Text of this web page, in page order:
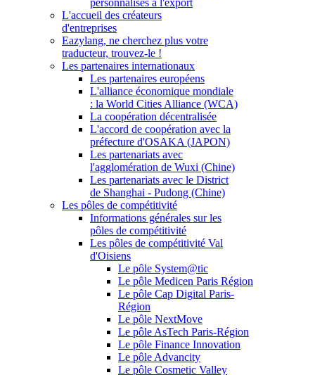
personnalisés à l'export
L'accueil des créateurs
d'entreprises
Eazylang, ne cherchez plus votre
traducteur, trouvez-le !
Les partenaires internationaux
Les partenaires européens
L'alliance économique mondiale
: la World Cities Alliance (WCA)
La coopération décentralisée
L'accord de coopération avec la
préfecture d'OSAKA (JAPON)
Les partenariats avec
l'agglomération de Wuxi (Chine)
Les partenariats avec le District
de Shanghai - Pudong (Chine)
Les pôles de compétitivité
Informations générales sur les
pôles de compétitivité
Les pôles de compétitivité Val
d'Oisiens
Le pôle System@tic
Le pôle Medicen Paris Région
Le pôle Cap Digital Paris-
Région
Le pôle NextMove
Le pôle AsTech Paris-Région
Le pôle Finance Innovation
Le pôle Advancity
Le pôle Cosmetic Valley